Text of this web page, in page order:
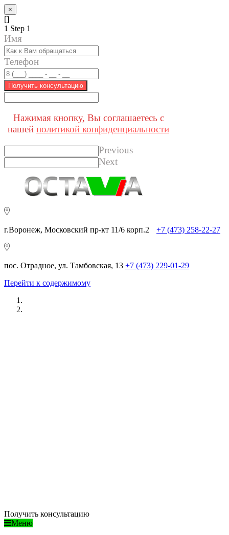
×
[]
1 Step 1
Имя
Телефон
Получить консультацию
Нажимая кнопку, Вы соглашаетесь с
нашей политикой конфиденциальности
Previous
Next
г.Воронеж, Московский пр-кт 11/6 корп.2 +7 (473) 258-22-27
пос. Отрадное, ул. Тамбовская, 13 +7 (473) 229-01-29
Перейти к содержимому
Получить консультацию
Меню